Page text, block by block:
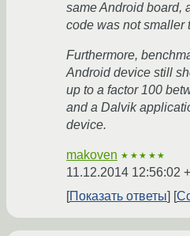
same Android board,
code was not smaller
Furthermore,
Android device still
up to a factor 100
and a Dalvik
device.
makoven ★★★★★
11.12.2014 12:56:02
Показать ответы